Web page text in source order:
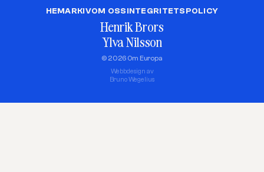
HEMARKIVOM OSSINTEGRITETSPOLICY
Henrik Brors
Ylva Nilsson
© 2026 Om Europa
Webbdesign av
Bruno Wegelius